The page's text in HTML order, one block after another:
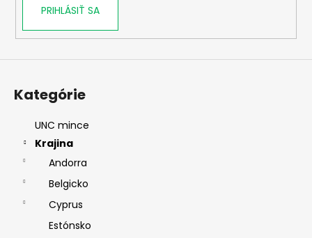
PRIHLÁSIŤ SA
Kategórie
UNC mince
Krajina
Andorra
Belgicko
Cyprus
Estónsko